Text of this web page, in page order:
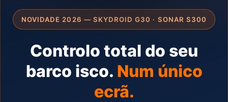
NOVIDADE 2026 — SKYDROID G30 · SONAR S300
Controlo total do seu
barco isco. Num único
ecrã.